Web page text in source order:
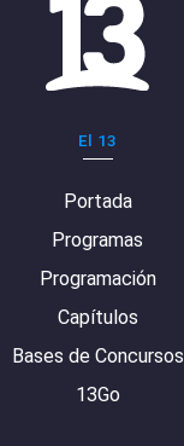
El 13
Portada
Programas
Programación
Capítulos
Bases de Concursos
13Go